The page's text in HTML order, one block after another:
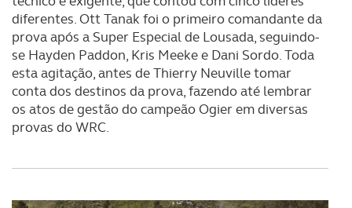
diferentes. Ott Tanak foi o primeiro comandante da
prova após a Super Especial de Lousada, seguindo-
se Hayden Paddon, Kris Meeke e Dani Sordo. Toda
esta agitação, antes de Thierry Neuville tomar
conta dos destinos da prova, fazendo até lembrar
os atos de gestão do campeão Ogier em diversas
provas do WRC.